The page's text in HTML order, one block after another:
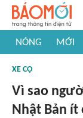
NÓNG MỚI
#Khám phá thế giới
XE CỘ
Vì sao
Nhật Bản ít